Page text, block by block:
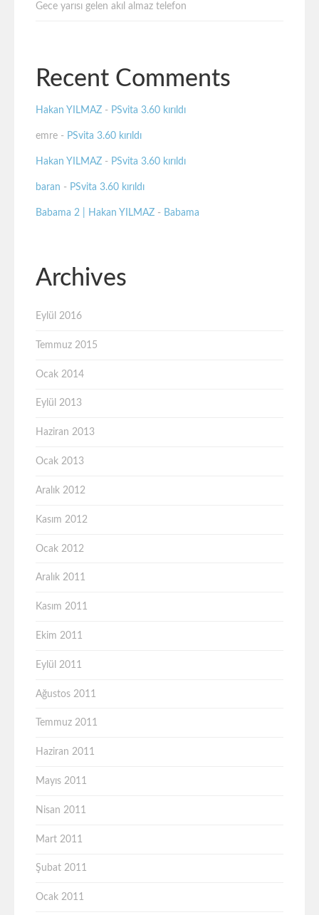
Gece yarısı gelen akıl almaz telefon
Recent Comments
Hakan YILMAZ - PSvita 3.60 kırıldı
emre - PSvita 3.60 kırıldı
Hakan YILMAZ - PSvita 3.60 kırıldı
baran - PSvita 3.60 kırıldı
Babama 2 | Hakan YILMAZ - Babama
Archives
Eylül 2016
Temmuz 2015
Ocak 2014
Eylül 2013
Haziran 2013
Ocak 2013
Aralık 2012
Kasım 2012
Ocak 2012
Aralık 2011
Kasım 2011
Ekim 2011
Eylül 2011
Ağustos 2011
Temmuz 2011
Haziran 2011
Mayıs 2011
Nisan 2011
Mart 2011
Şubat 2011
Ocak 2011